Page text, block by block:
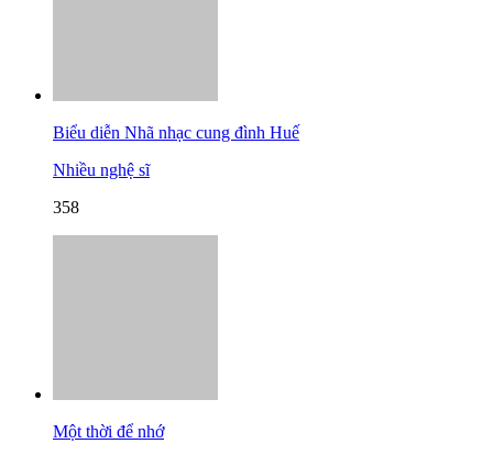
Biểu diễn Nhã nhạc cung đình Huế
Nhiều nghệ sĩ
358
Một thời để nhớ